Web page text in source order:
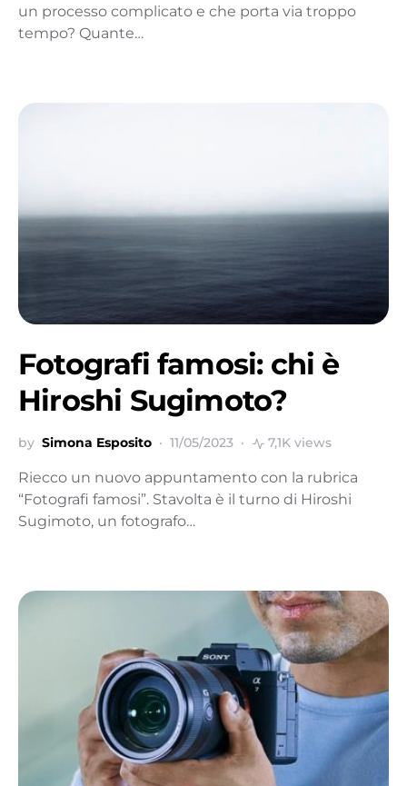
un processo complicato e che porta via troppo
tempo? Quante…
Fotografi famosi: chi è
Hiroshi Sugimoto?
by Simona Esposito 11/05/2023 7,1K views
Riecco un nuovo appuntamento con la rubrica
“Fotografi famosi”. Stavolta è il turno di Hiroshi
Sugimoto, un fotografo…